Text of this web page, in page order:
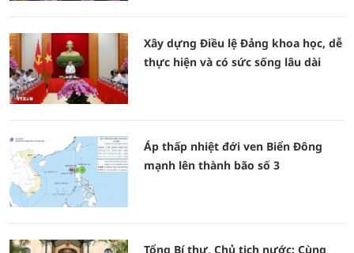
Xây dựng Điều lệ Đảng khoa học, dễ
thực hiện và có sức sống lâu dài
Áp thấp nhiệt đới ven Biển Đông
mạnh lên thành bão số 3
Tổng Bí thư, Chủ tịch nước: Cùng